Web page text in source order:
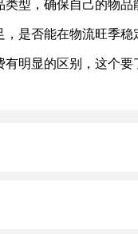
，确保自己的物品
是否能在物流旺季稳
显的区别，这个要